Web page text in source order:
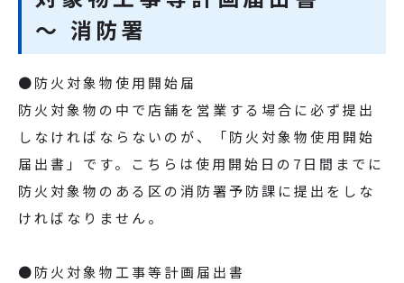
～ 消防署
●防火対象物使用開始届
防火対象物の中で店舗を営業する場合に必ず提出
しなければならないのが、「防火対象物使用開始
届出書」です。こちらは使用開始日の7日間までに
防火対象物のある区の消防署予防課に提出をしな
ければなりません。
●防火対象物工事等計画届出書